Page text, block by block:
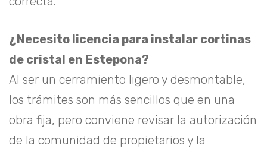
¿Necesito licencia para instalar cortinas
de cristal en Estepona?
Al ser un cerramiento ligero y desmontable,
los trámites son más sencillos que en una
obra fija, pero conviene revisar la autorización
de la comunidad de propietarios y la